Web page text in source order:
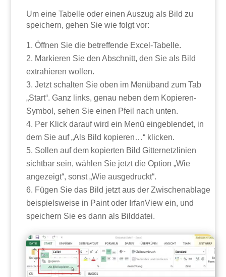
Um eine Tabelle oder einen Auszug als Bild zu
speichern, gehen Sie wie folgt vor:
Öffnen Sie die betreffende Excel-Tabelle.
Markieren Sie den Abschnitt, den Sie als Bild
extrahieren wollen.
Jetzt schalten Sie oben im Menüband zum Tab
„Start“. Ganz links, genau neben dem Kopieren-
Symbol, sehen Sie einen Pfeil nach unten.
Per Klick darauf wird ein Menü eingeblendet, in
dem Sie auf „Als Bild kopieren…“ klicken.
Sollen auf dem kopierten Bild Gitternetzlinien
sichtbar sein, wählen Sie jetzt die Option „Wie
angezeigt“, sonst „Wie ausgedruckt“.
Fügen Sie das Bild jetzt aus der Zwischenablage
beispielsweise in Paint oder IrfanView ein, und
speichern Sie es dann als Bilddatei.